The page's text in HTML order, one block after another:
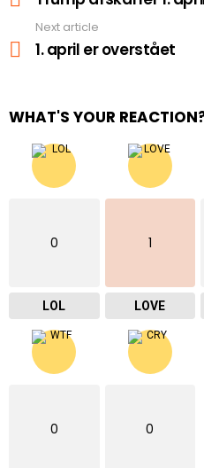
Next article
1. april er overstået
WHAT'S YOUR
0
LOL
1
LOVE
0 0